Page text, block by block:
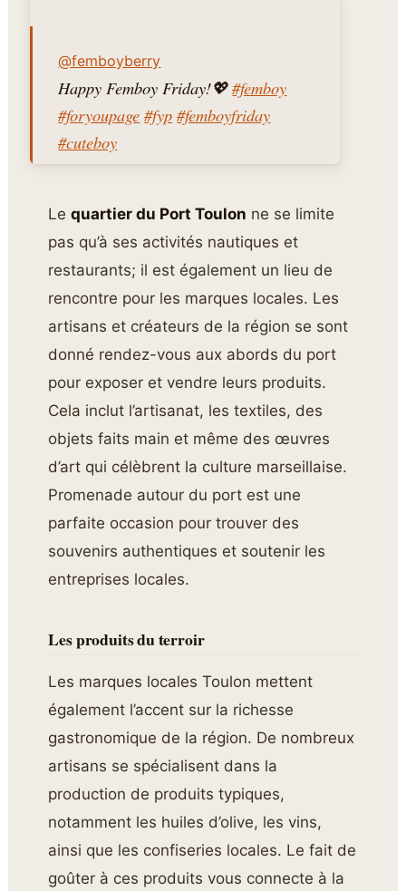
@femboyberry
Happy Femboy Friday!💖#femboy
#foryoupage #fyp #femboyfriday
#cuteboy
Lequartier du Port Toulon ne se limite
pas qu’à ses activités nautiques et
restaurants; il est également un lieu de
rencontre pour les marques locales. Les
artisans et créateurs de la région se sont
donné rendez-vous aux abords du port
pour exposer et vendre leurs produits.
Cela inclut l’artisanat, les textiles, des
objets faits main et même des œuvres
d’art qui célèbrent la culture marseillaise.
Promenade autour du port est une
parfaite occasion pour trouver des
souvenirs authentiques et soutenir les
entreprises locales.
Les produits du terroir
Les marques locales Toulon mettent
également l’accent sur la richesse
gastronomique de la région. De nombreux
artisans se spécialisent dans la
production de produits typiques,
notamment les huiles d’olive, les vins,
ainsi que les confiseries locales. Le fait de
goûter à ces produits vous connecte à la